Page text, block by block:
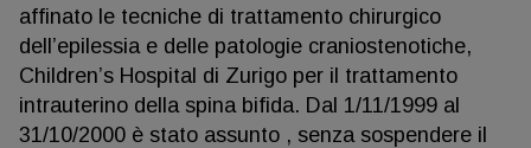
affinato le tecniche di trattamento chirurgico
dell’epilessia e delle patologie craniostenotiche,
Children’s Hospital di Zurigo per il trattamento
intrauterino della spina bifida. Dal 1/11/1999 al
31/10/2000 è stato assunto , senza sospendere il